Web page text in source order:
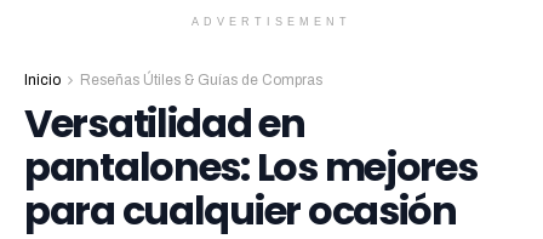
ADVERTISEMENT
Inicio Reseñas Útiles & Guías de Compras
Versatilidad en
pantalones: Los mejores
para cualquier ocasión